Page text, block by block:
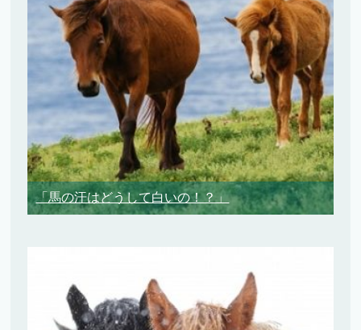
「馬の汗はどうして白いの！？」